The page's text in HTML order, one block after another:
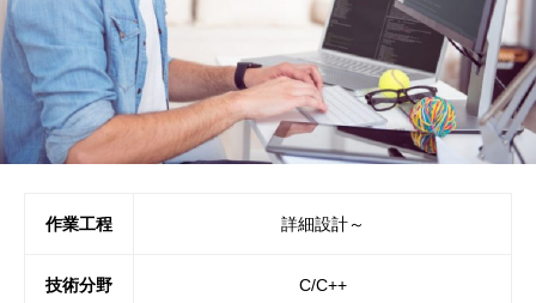
作業工程 詳細設計～
技術分野 C/C++